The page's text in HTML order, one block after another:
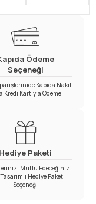
Ödeme
Seçeneği
Kapıda Nakit
Kredi Kartıyla Ödeme
Hediye Paketi
Mutlu Edeceğiniz
Hediye Paketi
Seçeneği